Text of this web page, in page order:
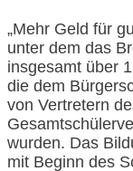
„Mehr Geld für
unter dem das
insgesamt über
die dem
von Vertretern
wurden. Das
mit Beginn des